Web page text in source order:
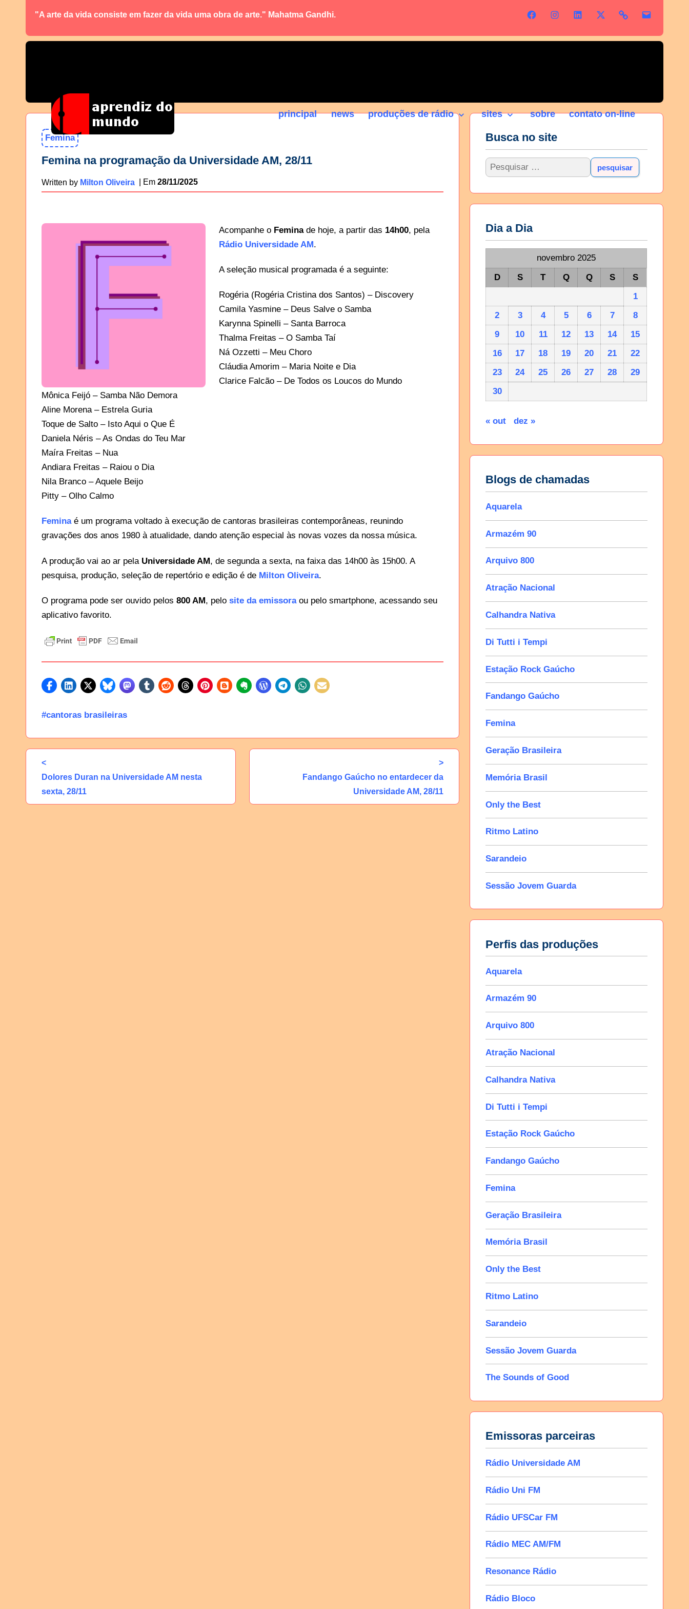
"A arte da vida consiste em fazer da vida uma obra de arte." Mahatma Gandhi.
principal news produções de rádio sites sobre contato on-line
Femina
Femina na programação da Universidade AM, 28/11
Written by Milton Oliveira 28/11/2025
Acompanhe o Feminade hoje, a partir das 14h00, pela
Rádio Universidade AM.
A seleção musical programada é a seguinte:
Rogéria (Rogéria Cristina dos Santos) – Discovery
Camila Yasmine – Deus Salve o Samba
Karynna Spinelli – Santa Barroca
Thalma Freitas – O Samba Taí
Ná Ozzetti – Meu Choro
Cláudia Amorim – Maria Noite e Dia
Clarice Falcão – De Todos os Loucos do Mundo
Mônica Feijó – Samba Não Demora
Aline Morena – Estrela Guria
Toque de Salto – Isto Aqui o Que É
Daniela Néris – As Ondas do Teu Mar
Maíra Freitas – Nua
Andiara Freitas – Raiou o Dia
Nila Branco – Aquele Beijo
Pitty – Olho Calmo
Feminaé um programa voltado à execução de cantoras brasileiras contemporâneas, reunindo
gravações dos anos 1980 à atualidade, dando atenção especial às novas vozes da nossa música.
A produção vai ao ar pela Universidade AM, de segunda a sexta, na faixa das 14h00 às 15h00. A
pesquisa, produção, seleção de repertório e edição é de Milton Oliveira.
O programa pode ser ouvido pelos800 AM, pelosite da emissoraou pelo smartphone, acessando seu
aplicativo favorito.
#cantoras brasileiras
<
Dolores Duran na Universidade AM nesta
sexta, 28/11
>
Fandango Gaúcho no entardecer da
Universidade AM, 28/11
Busca no site
Dia a Dia
novembro 2025
D
S T Q Q S
S
1
2
3 4 5 6 7
8
9
10 11 12 13 14
15
16
17 18 19 20 21
22
23
24 25 26 27 28
29
30
« out dez »
Blogs de chamadas
Aquarela
Armazém 90
Arquivo 800
Atração Nacional
Calhandra Nativa
Di Tutti i Tempi
Estação Rock Gaúcho
Fandango Gaúcho
Femina
Geração Brasileira
Memória Brasil
Only the Best
Ritmo Latino
Sarandeio
Sessão Jovem Guarda
Perfis das produções
Aquarela
Armazém 90
Arquivo 800
Atração Nacional
Calhandra Nativa
Di Tutti i Tempi
Estação Rock Gaúcho
Fandango Gaúcho
Femina
Geração Brasileira
Memória Brasil
Only the Best
Ritmo Latino
Sarandeio
Sessão Jovem Guarda
The Sounds of Good
Emissoras parceiras
Rádio Universidade AM
Rádio Uni FM
Rádio UFSCar FM
Rádio MEC AM/FM
Resonance Rádio
Rádio Bloco